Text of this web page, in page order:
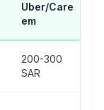
Uber/Care
em
200-300
SAR